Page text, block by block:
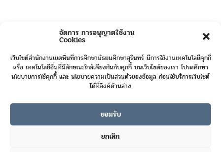
จัดการ การอนุญาตใช้งาน
Cookies
เว็บไซต์สำนักงานเขตพื้นที่การศึกษามัธยมศึกษาสุรินทร์ มีการใช้งานเทคโนโลยีคุกกี้
หรือ เทคโนโลยีอื่นที่มีลักษณะใกล้เคียงกันกับคุกกี้ บนเว็บไซต์ของเรา โปรดศึกษา
นโยบายการใช้คุกกี้ และ นโยบายความเป็นส่วนตัวของข้อมูล ก่อนใช้บริการเว็บไซต์
ได้ที่ลิงค์ด้านล่าง
ยอมรับ
ยกเลิก